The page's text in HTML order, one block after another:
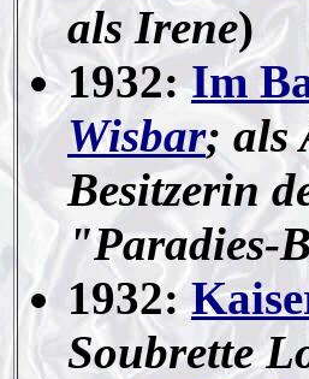
als Irene)
1932:Im
Wisbar; als
Besitzerin
"Paradies-
1932:
Soubrette